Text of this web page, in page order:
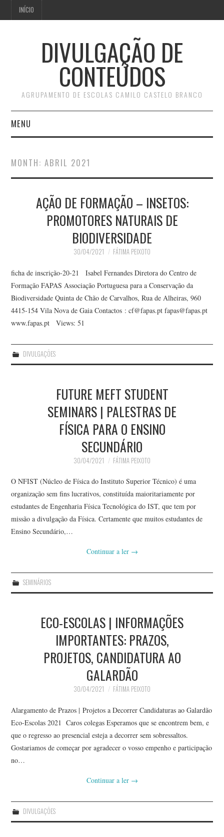
INÍCIO
DIVULGAÇÃO DE
CONTEÚDOS
AGRUPAMENTO DE ESCOLAS CAMILO CASTELO BRANCO
MENU
MONTH:ABRIL 2021
AÇÃO DE FORMAÇÃO – INSETOS:
PROMOTORES NATURAIS DE
BIODIVERSIDADE
30/04/2021 FÁTIMA PEIXOTO
ficha de inscrição-20-21 Isabel Fernandes Diretora do Centro de
Formação FAPAS Associação Portuguesa para a Conservação da
Biodiversidade Quinta de Chão de Carvalhos, Rua de Alheiras, 960
4415-154 Vila Nova de Gaia Contactos : cf@fapas.pt fapas@fapas.pt
www.fapas.pt Views: 51
DIVULGAÇÕES
FUTURE MEFT STUDENT
SEMINARS | PALESTRAS DE
FÍSICA PARA O ENSINO
SECUNDÁRIO
30/04/2021 FÁTIMA PEIXOTO
O NFIST (Núcleo de Física do Instituto Superior Técnico) é uma
organização sem fins lucrativos, constituída maioritariamente por
estudantes de Engenharia Física Tecnológica do IST, que tem por
missão a divulgação da Física. Certamente que muitos estudantes de
Ensino Secundário,…
Continuar a ler →
SEMINÁRIOS
ECO-ESCOLAS | INFORMAÇÕES
IMPORTANTES: PRAZOS,
PROJETOS, CANDIDATURA AO
GALARDÃO
30/04/2021 FÁTIMA PEIXOTO
Alargamento de Prazos | Projetos a Decorrer Candidaturas ao Galardão
Eco-Escolas 2021 Caros colegas Esperamos que se encontrem bem, e
que o regresso ao presencial esteja a decorrer sem sobressaltos.
Gostariamos de começar por agradecer o vosso empenho e participação
no…
Continuar a ler →
DIVULGAÇÕES